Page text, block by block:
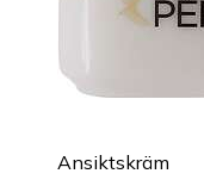
Ansiktskräm